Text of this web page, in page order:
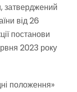
затверджений
від 26
постанови
2023 року
положення»